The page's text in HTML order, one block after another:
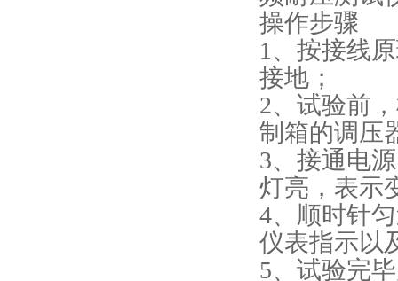
操作步骤
1、按接线
接地；
2、试验前
制箱的调压
3、接通电
灯亮，表示
4、顺时针
仪表指示以
5、试验完